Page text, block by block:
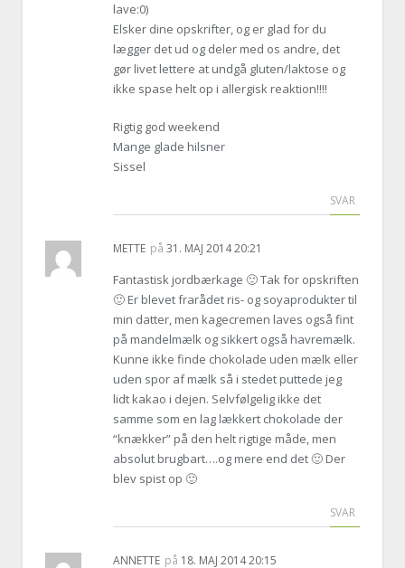
lave:0)
Elsker dine opskrifter, og er glad for du
lægger det ud og deler med os andre, det
gør livet lettere at undgå gluten/laktose og
ikke spase helt op i allergisk reaktion!!!!
Rigtig god weekend
Mange glade hilsner
Sissel
SVAR
METTE på 31. MAJ 2014 20:21
Fantastisk jordbærkage 🙂 Tak for opskriften
🙂 Er blevet frarådet ris- og soyaprodukter til
min datter, men kagecremen laves også fint
på mandelmælk og sikkert også havremælk.
Kunne ikke finde chokolade uden mælk eller
uden spor af mælk så i stedet puttede jeg
lidt kakao i dejen. Selvfølgelig ikke det
samme som en lag lækkert chokolade der
“knækker” på den helt rigtige måde, men
absolut brugbart….og mere end det 🙂 Der
blev spist op 🙂
SVAR
ANNETTE på 18. MAJ 2014 20:15